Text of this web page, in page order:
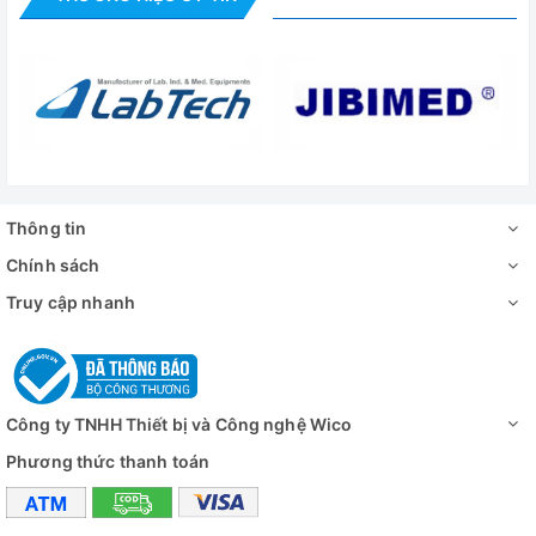
- Công suất: 1100W
Thông tin
Chính sách
Truy cập nhanh
Công ty TNHH Thiết bị và Công nghệ Wico
Phương thức thanh toán